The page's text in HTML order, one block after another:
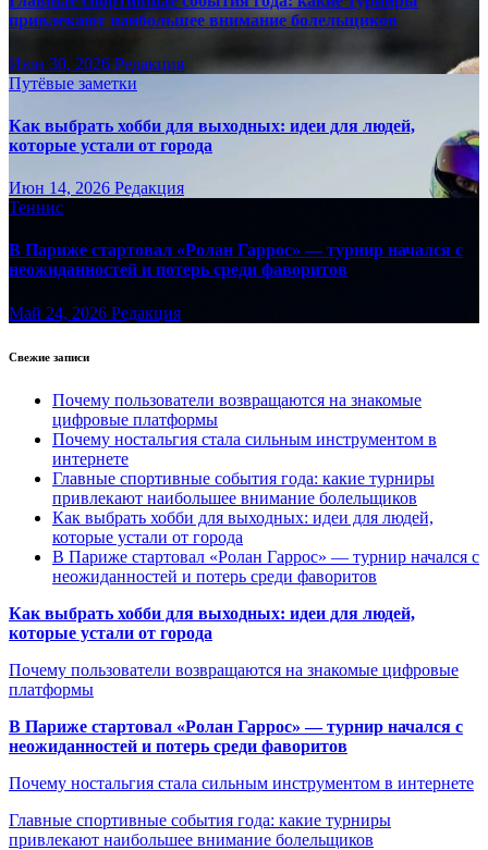
привлекают наибольшее внимание болельщиков
Июн 30, 2026 Редакция
Путёвые заметки
Как выбрать хобби для выходных: идеи для людей,
которые устали от города
Июн 14, 2026 Редакция
Теннис
В Париже стартовал «Ролан Гаррос» — турнир начался с
неожиданностей и потерь среди фаворитов
Май 24, 2026 Редакция
Свежие записи
Почему пользователи возвращаются на знакомые
цифровые платформы
Почему ностальгия стала сильным инструментом в
интернете
Главные спортивные события года: какие турниры
привлекают наибольшее внимание болельщиков
Как выбрать хобби для выходных: идеи для людей,
которые устали от города
В Париже стартовал «Ролан Гаррос» — турнир начался с
неожиданностей и потерь среди фаворитов
Как выбрать хобби для выходных: идеи для людей,
которые устали от города
Почему пользователи возвращаются на знакомые цифровые
платформы
В Париже стартовал «Ролан Гаррос» — турнир начался с
неожиданностей и потерь среди фаворитов
Почему ностальгия стала сильным инструментом в интернете
Главные спортивные события года: какие турниры
привлекают наибольшее внимание болельщиков